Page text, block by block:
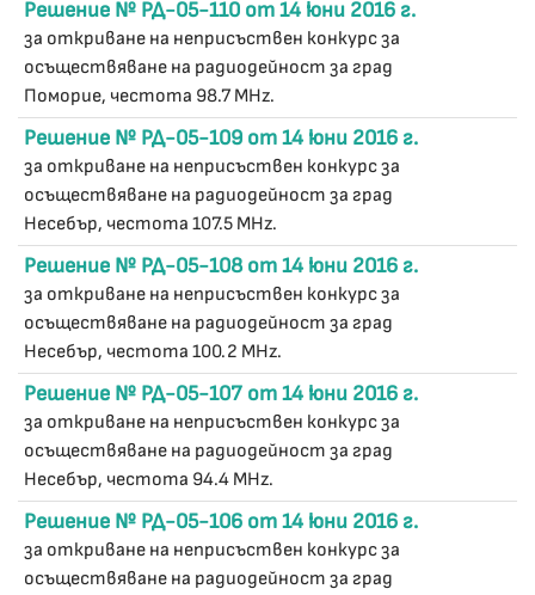
Решение № РД-05-110 от 14 юни 2016 г.
за откриване на неприсъствен конкурс за
осъществяване на радиодейност за град
Поморие, честота 98.7 MHz.
Решение № РД-05-109 от 14 юни 2016 г.
за откриване на неприсъствен конкурс за
осъществяване на радиодейност за град
Несебър, честота 107.5 MHz.
Решение № РД-05-108 от 14 юни 2016 г.
за откриване на неприсъствен конкурс за
осъществяване на радиодейност за град
Несебър, честота 100.2 MHz.
Решение № РД-05-107 от 14 юни 2016 г.
за откриване на неприсъствен конкурс за
осъществяване на радиодейност за град
Несебър, честота 94.4 MHz.
Решение № РД-05-106 от 14 юни 2016 г.
за откриване на неприсъствен конкурс за
осъществяване на радиодейност за град